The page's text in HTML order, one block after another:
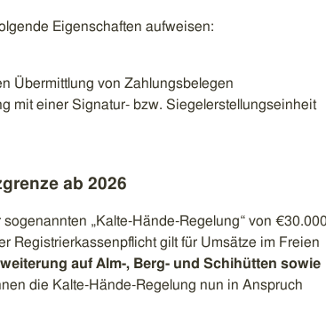
Eigenschaften aufweisen:
Übermittlung von Zahlungsbelegen
mit einer Signatur- bzw. Siegelerstellungseinheit
ab 2026
„Kalte-Hände-Regelung“ von
Registrierkassenpflicht gilt für Umsätze im Freien
auf Alm-, Berg- und Schihütten sowie
die Kalte-Hände-Regelung nun in Anspruch